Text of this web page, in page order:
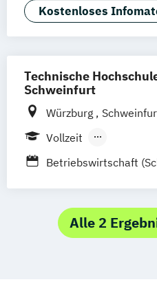
Social Media Studies
Kostenloses
Technische
Schweinfurt
Würzburg
Vollzeit
Berufsbegleitendes
Betriebswirtschaft
Fachjournalismus und
Alle 2